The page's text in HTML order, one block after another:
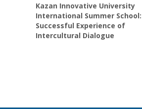
Kazan Innovative University
International Summer
Successful Experience of
Intercultural Dialogue